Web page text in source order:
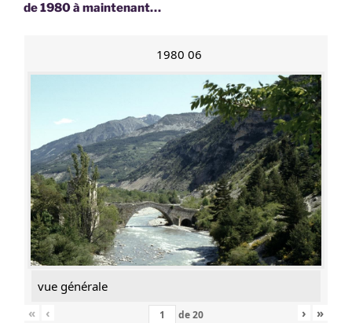
de 1980 à maintenant…
1980 06
vue générale
«
‹ de20 › »